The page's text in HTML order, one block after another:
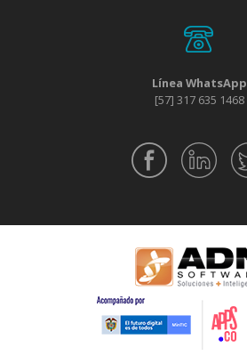
Línea WhatsApp
[57] 317 635 1468